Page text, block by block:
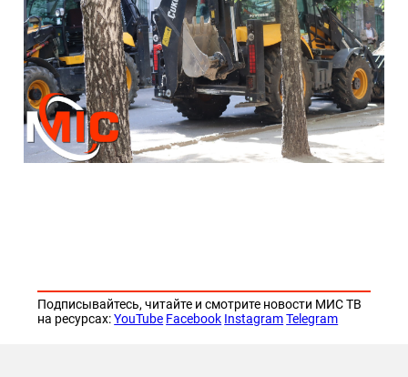
Подписывайтесь, читайте и смотрите новости МИС ТВ
на ресурсах:YouTube Facebook Instagram Telegram